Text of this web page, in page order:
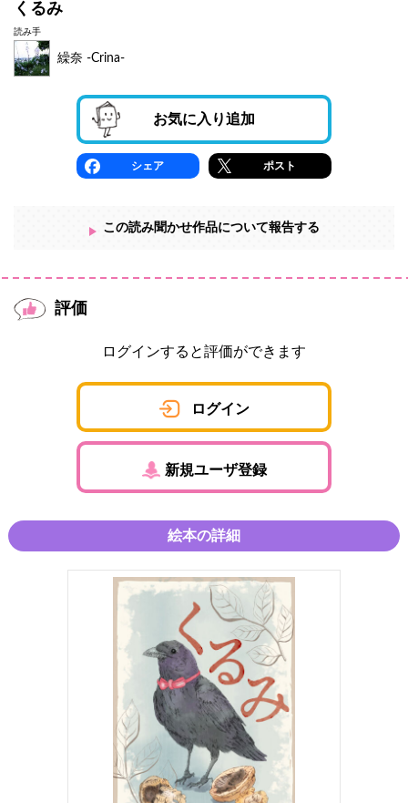
くるみ
読み手
繰奈 -Crina-
お気に入り追加
シェア ポスト
この読み聞かせ作品について報告する
評価
ログインすると評価ができます
ログイン
新規ユーザ登録
絵本の詳細